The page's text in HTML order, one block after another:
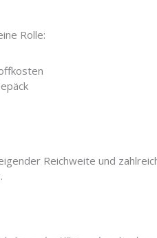
Rolle:
Reichweite und